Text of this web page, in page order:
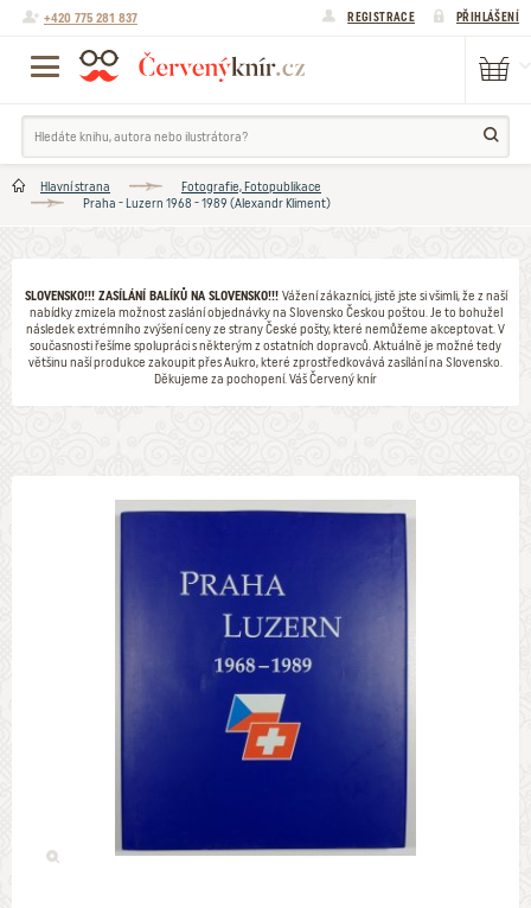
+420 775 281 837 REGISTRACE PŘIHLÁŠENÍ
Hlavní strana
Fotografie, Fotopublikace
Praha - Luzern 1968 - 1989 (Alexandr Kliment)
SLOVENSKO!!! ZASÍLÁNÍ BALÍKŮ NA SLOVENSKO!!! Vážení zákazníci, jistě jste si všimli, že z naší
nabídky zmizela možnost zaslání objednávky na Slovensko Českou poštou. Je to bohužel
následek extrémního zvýšení ceny ze strany České pošty, které nemůžeme akceptovat. V
současnosti řešíme spolupráci s některým z ostatních dopravců. Aktuálně je možné tedy
většinu naší produkce zakoupit přes Aukro, které zprostředkovává zasílání na Slovensko.
Děkujeme za pochopení. Váš Červený knír